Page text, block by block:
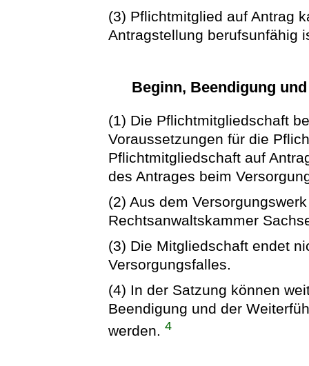
(3) Pflichtmitglied auf Antrag
Antragstellung berufsunfähig
Beginn, Beendigung
(1) Die Pflichtmitgliedschaft
Voraussetzungen für die
Pflichtmitgliedschaft auf
des Antrages beim
(2) Aus dem
Rechtsanwaltskammer
(3) Die Mitgliedschaft endet
Versorgungsfalles.
(4) In der Satzung können
Beendigung und der
werden.4